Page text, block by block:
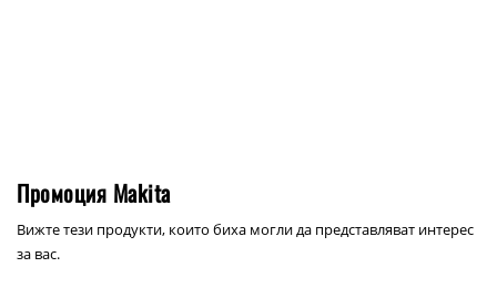
Промоция Makita
Вижте тези продукти, които биха могли да представляват интерес
за вас.